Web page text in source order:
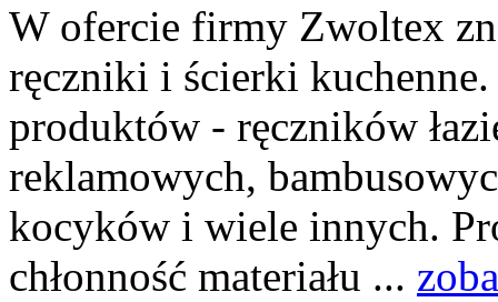
W ofercie firmy Zwoltex
ręczniki i ścierki
produktów - ręczników
reklamowych,
kocyków i wiele innych.
chłonność materiału ...